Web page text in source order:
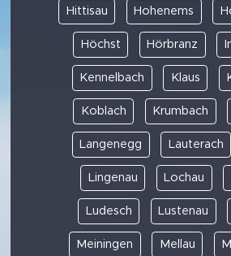
Hittisau Hohenems
Höchst Hörbranz
Kennelbach Klaus
Koblach Krumbach
Langenegg Lauterach
Lingenau Lochau
Ludesch Lustenau
Meiningen Mellau